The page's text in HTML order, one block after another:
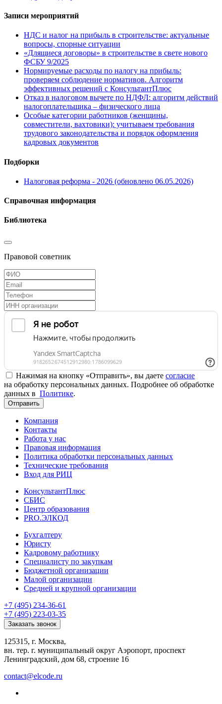
Записи мероприятий
НДС и налог на прибыль в строительстве: актуальные
вопросы, спорные ситуации
«Длящиеся договоры» в строительстве в свете нового
ФСБУ 9/2025
Нормируемые расходы по налогу на прибыль:
проверяем соблюдение нормативов. Алгоритм
эффективных решений с КонсультантПлюс
Отказ в налоговом вычете по НДФЛ: алгоритм действий
налогоплательщика – физического лица
Особые категории работников (женщины,
совместители, вахтовики): учитываем требования
трудового законодательства и порядок оформления
кадровых документов
Подборки
Налоговая реформа - 2026 (обновлено 06.05.2026)
Справочная информация
Библиотека
Правовой советник
Нажимая на кнопку «Отправить», вы даете согласие
на обработку персональных данных. Подробнее об обработке
данных в Политике.
Отправить
Компания
Контакты
Работа у нас
Правовая информация
Политика обработки персональных данных
Технические требования
Вход для РИЦ
КонсультантПлюс
СБИС
Центр образования
PRO.ЭЛКОД
Бухгалтеру
Юристу
Кадровому работнику
Специалисту по закупкам
Бюджетной организации
Малой организации
Средней и крупной организации
+7 (495) 234-36-61
+7 (495) 223-03-35
Заказать звонок
125315, г. Москва,
вн. тер. г. муниципальный округ Аэропорт, проспект
Ленинградский, дом 68, строение 16
contact@elcode.ru